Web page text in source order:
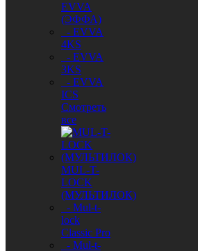
EVVA
(ЭФФА)
- EVVA
4KS
- EVVA
3KS
- EVVA
ICS
Смотреть
все
MUL-T-
LOCK
(МУЛЬТИЛОК)
- Mul-t-
lock
Classic Pro
- Mul-t-